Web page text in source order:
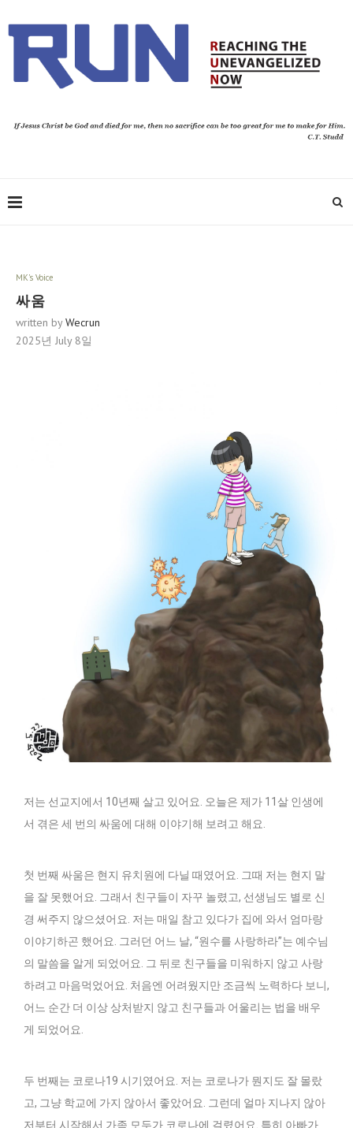
MK's Voice
싸움
written byWecrun
2025년 July 8일
저는 선교지에서 10년째 살고 있어요. 오늘은 제가 11살 인생에
서 겪은 세 번의 싸움에 대해 이야기해 보려고 해요.
첫 번째 싸움은 현지 유치원에 다닐 때였어요. 그때 저는 현지 말
을 잘 못했어요. 그래서 친구들이 자꾸 놀렸고, 선생님도 별로 신
경 써주지 않으셨어요. 저는 매일 참고 있다가 집에 와서 엄마랑
이야기하곤 했어요. 그러던 어느 날, “원수를 사랑하라”는 예수님
의 말씀을 알게 되었어요. 그 뒤로 친구들을 미워하지 않고 사랑
하려고 마음먹었어요. 처음엔 어려웠지만 조금씩 노력하다 보니,
어느 순간 더 이상 상처받지 않고 친구들과 어울리는 법을 배우
게 되었어요.
두 번째는 코로나19 시기였어요. 저는 코로나가 뭔지도 잘 몰랐
고, 그냥 학교에 가지 않아서 좋았어요. 그런데 얼마 지나지 않아
저부터 시작해서 가족 모두가 코로나에 걸렸어요. 특히 아빠가